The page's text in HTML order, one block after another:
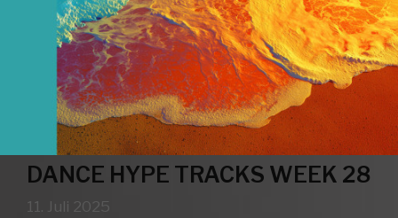
DANCE HYPE TRACKS WEEK 28
11. Juli 2025